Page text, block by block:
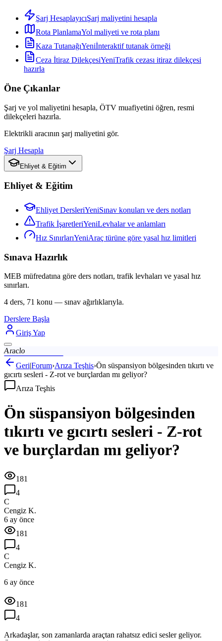
Şarj HesaplayıcıŞarj maliyetini hesapla
Rota PlanlamaYol maliyeti ve rota planı
Kaza TutanağıYeniİnteraktif tutanak örneği
Ceza İtiraz DilekçesiYeniTrafik cezası itiraz dilekçesi
hazırla
Öne Çıkanlar
Şarj ve yol maliyetini hesapla, ÖTV muafiyetini öğren, resmi
dilekçeleri hazırla.
Elektrikli aracının şarj maliyetini gör.
Şarj Hesapla
Ehliyet & Eğitim
Ehliyet & Eğitim
Ehliyet DersleriYeniSınav konuları ve ders notları
Trafik İşaretleriYeniLevhalar ve anlamları
Hız SınırlarıYeniAraç türüne göre yasal hız limitleri
Sınava Hazırlık
MEB müfredatına göre ders notları, trafik levhaları ve yasal hız
sınırları.
4 ders, 71 konu — sınav ağırlıklarıyla.
Derslere Başla
Giriş Yap
Araclo
Geri|Forum›Arıza Teşhis›Ön süspansiyon bölgesinden tıkırtı ve
gıcırtı sesleri - Z-rot ve burçlardan mı geliyor?
Arıza Teşhis
Ön süspansiyon bölgesinden
tıkırtı ve gıcırtı sesleri - Z-rot
ve burçlardan mı geliyor?
181
4
C
Cengiz K.
6 ay önce
181
4
C
Cengiz K.
6 ay önce
181
4
Arkadaşlar, son zamanlarda araçtan rahatsız edici sesler geliyor.